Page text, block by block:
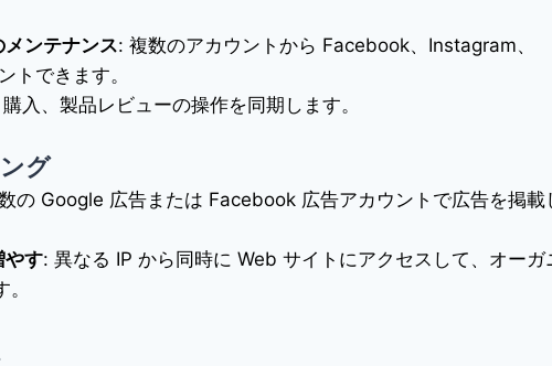
ンテナンス: 複数のアカウントから Facebook、Instagram、
トできます。
入、製品レビューの操作を同期します。
グ
の Google 広告または Facebook 広告アカウントで広告を掲載
やす: 異なる IP から同時に Web サイトにアクセスして、オーガ